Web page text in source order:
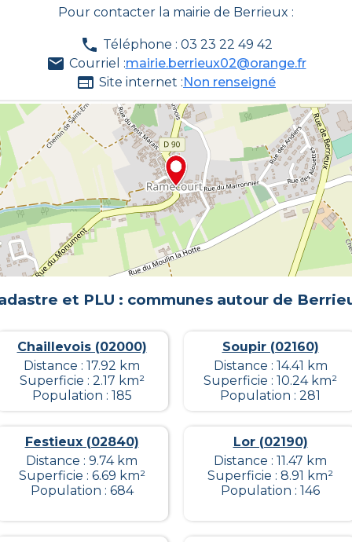
Pour contacter la mairie de Berrieux :
Téléphone : 03 23 22 49 42
Courriel :mairie.berrieux02@orange.fr
Site internet :Non renseigné
et PLU : communes autour de
Chaillevois (02000)
Distance : 17.92 km
Superficie : 2.17 km²
Population : 185
Soupir (02160)
Distance : 14.41 km
Superficie : 10.24 km²
Population : 281
Festieux (02840)
Distance : 9.74 km
Superficie : 6.69 km²
Population : 684
Lor (02190)
Distance : 11.47 km
Superficie : 8.91 km²
Population : 146